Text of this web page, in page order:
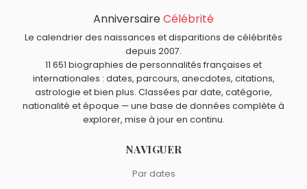
Jesse Jackson Alain Ayache
Servais.
Quels acteurs sont nés en 1910 comme Jean Servais ?
Madeleine Barbulée,David Niven,Paulette Goddard,
Paulette DubostetFernand Sardousont nés en 1910.
Quels acteurs sont nés à Anvers comme Jean Servais ?
André Valardy,Henri GarcinetJacques Castelotsont
nés à Anvers.
Quels acteurs sont du signe Balance comme Jean
Servais ?
Brigitte Bardot ,Romy Schneider Catherine Deneuve
AnniversaireCélébrité
Le calendrier des naissances et disparitions de célébrités
depuis 2007.
11 651 biographies de personnalités françaises et
internationales : dates, parcours, anecdotes, citations,
astrologie et bien plus. Classées par date, catégorie,
nationalité et époque — une base de données complète à
explorer, mise à jour en continu.
NAVIGUER
Par dates